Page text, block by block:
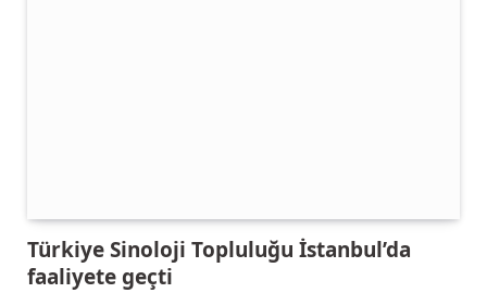
Türkiye Sinoloji Topluluğu İstanbul’da
faaliyete geçti